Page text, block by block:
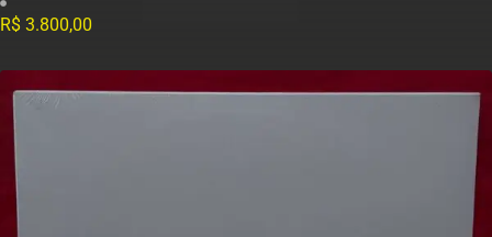
R$ 3.800,00